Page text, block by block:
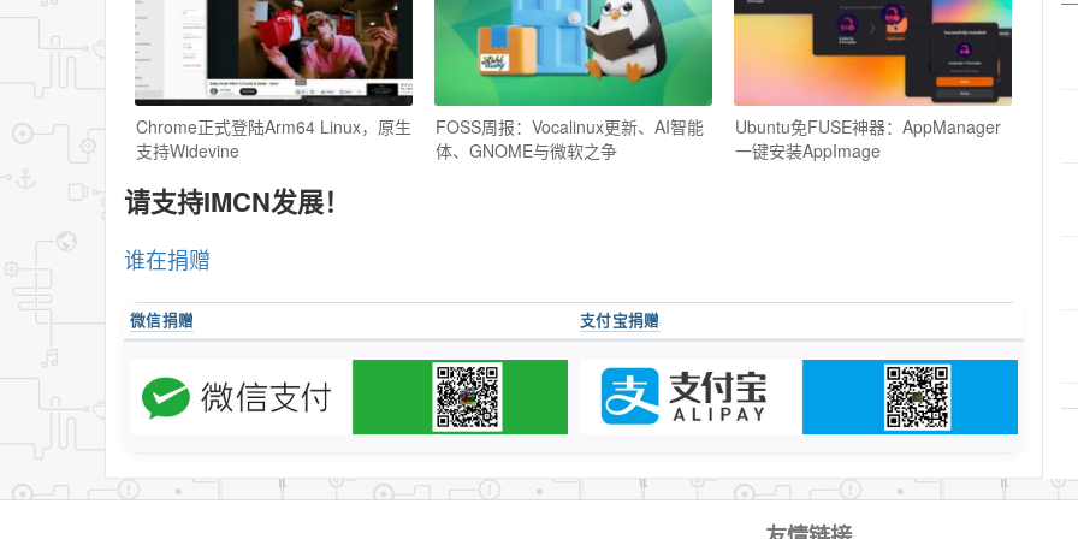
Chrome正式登陆Arm64 Linux，原生
支持Widevine
FOSS周报：Vocalinux更新、AI智能
体、GNOME与微软之争
Ubuntu免FUSE神器：AppManager
一键安装AppImage
请支持IMCN发展！
谁在捐赠
微信捐赠 支付宝捐赠